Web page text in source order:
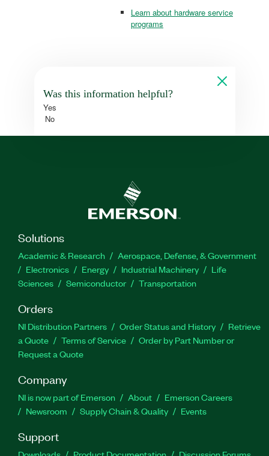
Learn about hardware service
programs
Was this information helpful?
Yes
No
Solutions
Academic & Research
Aerospace, Defense, & Government
Electronics
Energy Industrial Machinery
Life
Sciences
Semiconductor Transportation
Orders
NI Distribution Partners Order Status and History
Retrieve
a Quote
Terms of Service
Order by Part Number or
Request a Quote
Company
NI is now part of Emerson About
Emerson Careers
Newsroom
Supply Chain & Quality Events
Support